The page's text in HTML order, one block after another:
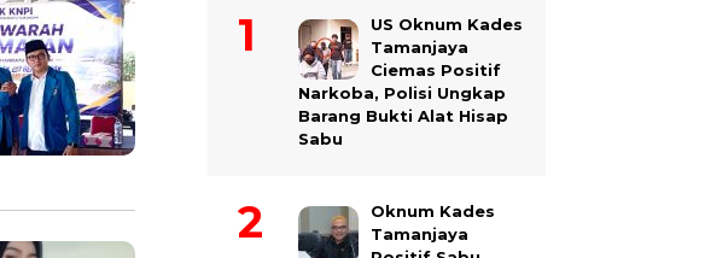
US Oknum Kades
Tamanjaya
Ciemas Positif
Narkoba, Polisi Ungkap
Barang Bukti Alat Hisap
Sabu
Oknum Kades
Tamanjaya